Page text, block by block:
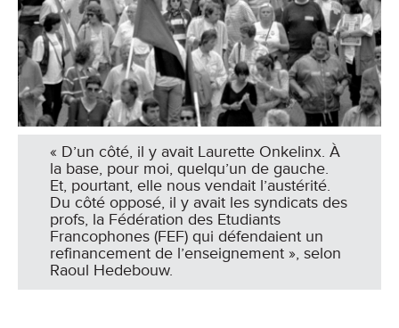
« D’un côté, il y avait Laurette Onkelinx. À
la base, pour moi, quelqu’un de gauche.
Et, pourtant, elle nous vendait l’austérité.
Du côté opposé, il y avait les syndicats des
profs, la Fédération des Etudiants
Francophones (FEF) qui défendaient un
refinancement de l’enseignement », selon
Raoul Hedebouw.